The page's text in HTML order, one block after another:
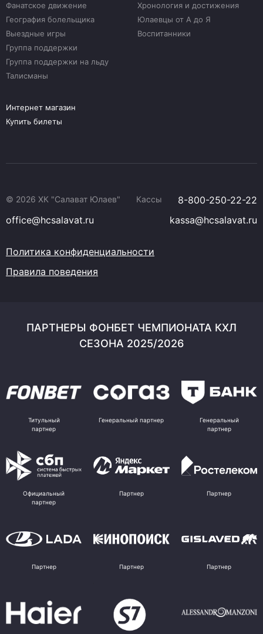
Фанатское движение
География болельщика
Выездные игры
Группа поддержки
Группа поддержки на льду
Талисманы
Хронология и достижения
Юлаевцы от А до Я
Воспитанники
Интернет магазин
Купить билеты
© 2026 ХК "Салават Юлаев" Кассы
8-800-250-22-22
office@hcsalavat.ru
kassa@hcsalavat.ru
Политика конфиденциальности
Правила поведения
ПАРТНЕРЫ ФОНБЕТ ЧЕМПИОНАТА КХЛ
СЕЗОНА 2025/2026
Титульный
партнер
Генеральный партнер
Генеральный
партнер
Официальный
партнер
Партнер Партнер
Партнер Партнер Партнер